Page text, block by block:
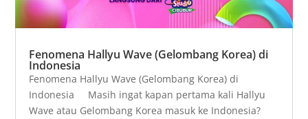
Fenomena Hallyu Wave (Gelombang Korea) di
Indonesia
Fenomena Hallyu Wave (Gelombang Korea) di
Indonesia Masih ingat kapan pertama kali Hallyu
Wave atau Gelombang Korea masuk ke Indonesia?